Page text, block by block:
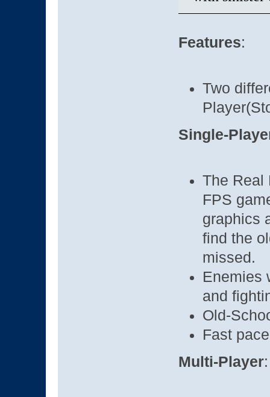
Features:
Two
Single-
The Real
FPS
graphics
find the
missed.
Enemies
and
Old-
Fast
Multi-Player: